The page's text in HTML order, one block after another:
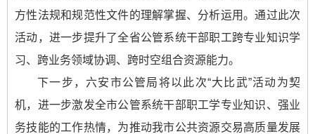
方性法规和规范性文件的理解掌握、分析运用。通过此次
活动，进一步提升了全省公管系统干部职工跨专业知识学
习、跨业务领域协调、跨时空组合资源能力。
下一步，六安市公管局将以此次“大比武”活动为契
机，进一步激发全市公管系统干部职工学专业知识、强业
务技能的工作热情，为推动我市公共资源交易高质量发展